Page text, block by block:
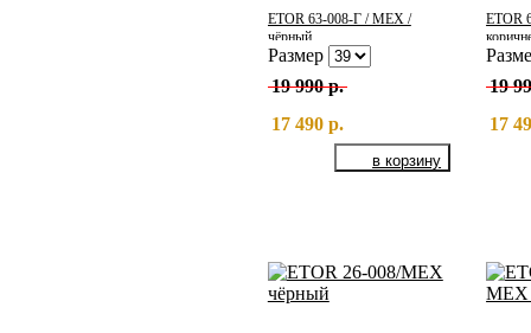
ETOR 63-008-Г / МЕХ /
чёрный
Размер
19 990 р.
17 490 р.
ETOR
19
17